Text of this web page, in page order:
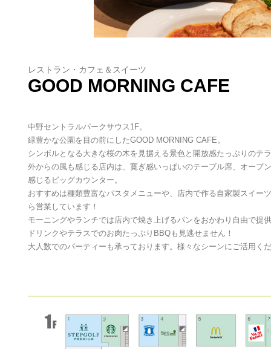
レストラン・カフェ＆スイーツ
GOOD MORNING CAFE
中野セントラルパークサウス1F。
緑豊かな公園を目の前にしたGOOD MORNING CAFE。
シンボルとなる大きな桜の木を見据える景色と開放感たっぷりのテ
外からの風も感じる店内は、寛ぎ感いっぱいのテーブル席、オープ
感じるビッグカウンター。
おすすめは種類豊富なパスタメニューや、店内で作る自家製スイー
ら営業しています！
モーニングやランチでは店内で焼き上げるパンをおかわり自由で提
ドリンクやテラスでのお肉たっぷりBBQも見逃せません！
大人数でのパーティーも承っております。様々なシーンにご活用く